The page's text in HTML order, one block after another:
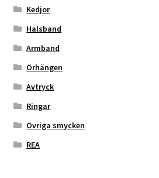
Kedjor
Halsband
Armband
Örhängen
Avtryck
Ringar
Övriga smycken
REA